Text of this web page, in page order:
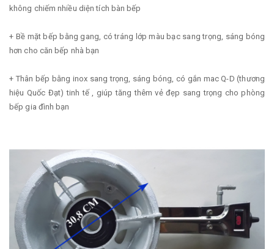
không chiếm nhiều diện tích bàn bếp
+ Bề mặt bếp bằng gang, có tráng lớp màu bạc sang trọng, sáng bóng
hơn cho căn bếp nhà bạn
+ Thân bếp bằng inox sang trọng, sáng bóng, có gắn mac Q-D (thương
hiệu Quốc Đạt) tinh tế , giúp tăng thêm vẻ đẹp sang trọng cho phòng
bếp gia đình bạn